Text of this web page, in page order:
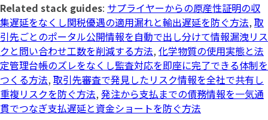
Related stack guides: サプライヤーからの原産性証明の収
集遅延をなくし関税優遇の適用漏れと輸出遅延を防ぐ方法, 取
引先ごとのポータル公開情報を自動で出し分けて情報漏洩リス
クと問い合わせ工数を削減する方法, 化学物質の使用実態と法
定管理台帳のズレをなくし監査対応を即座に完了できる体制を
つくる方法, 取引先審査で発見したリスク情報を全社で共有し
重複リスクを防ぐ方法, 発注から支払までの債務情報を一気通
貫でつなぎ支払遅延と資金ショートを防ぐ方法